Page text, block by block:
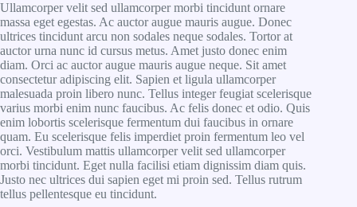
Ullamcorper velit sed ullamcorper morbi tincidunt ornare
massa eget egestas. Ac auctor augue mauris augue. Donec
ultrices tincidunt arcu non sodales neque sodales. Tortor at
auctor urna nunc id cursus metus. Amet justo donec enim
diam. Orci ac auctor augue mauris augue neque. Sit amet
consectetur adipiscing elit. Sapien et ligula ullamcorper
malesuada proin libero nunc. Tellus integer feugiat scelerisque
varius morbi enim nunc faucibus. Ac felis donec et odio. Quis
enim lobortis scelerisque fermentum dui faucibus in ornare
quam. Eu scelerisque felis imperdiet proin fermentum leo vel
orci. Vestibulum mattis ullamcorper velit sed ullamcorper
morbi tincidunt. Eget nulla facilisi etiam dignissim diam quis.
Justo nec ultrices dui sapien eget mi proin sed. Tellus rutrum
tellus pellentesque eu tincidunt.